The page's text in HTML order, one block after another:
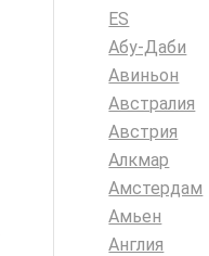
ES
Абу-Даби
Авиньон
Австралия
Австрия
Алкмар
Амстердам
Амьен
Англия